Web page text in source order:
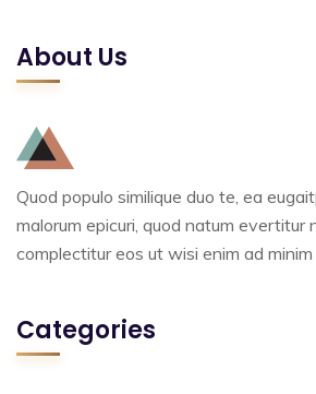
About Us
Quod populo similique duo te, ea
malorum epicuri, quod natum evertitur
complectitur eos ut wisi enim ad minim
Categories